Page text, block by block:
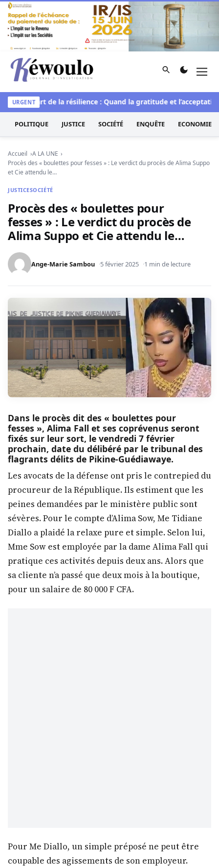
Aller au contenu
Kéwoulo, le premier site d'information et d'investigation
Rechercher
URGENT
L’art de la résilience : Quand la gratitude et l’acceptation
POLITIQUE JUSTICE SOCIÉTÉ ENQUÊTE ECONOMIE
Accueil
A LA UNE
Procès des « boulettes pour fesses » : Le verdict du procès de Alima Suppo
et Cie attendu le…
JUSTICESOCIÉTÉ
Procès des « boulettes pour
fesses » : Le verdict du procès de
Alima Suppo et Cie attendu le…
Ange-Marie Sambou 5 février 2025 1 min de lecture
Dans le procès dit des « boulettes pour
fesses », Alima Fall et ses coprévenus seront
fixés sur leur sort, le vendredi 7 février
prochain, date du délibéré par le tribunal des
flagrants délits de Pikine-Guédiawaye.
Les avocats de la défense ont pris le contrepied du
procureur de la République. Ils estiment que les
peines demandées par le ministère public sont
sévères. Pour le compte d’Alima Sow, Me Tidiane
Diallo a plaidé la relaxe pure et simple. Selon lui,
Mme Sow est employée par la dame Alima Fall qui
pratique ces activités depuis deux ans. Alors que
sa cliente n’a passé que deux mois à la boutique,
pour un salaire de 80 000 F CFA.
Pour Me Diallo, un simple préposé ne peut être
coupable des agissements de son employeur.